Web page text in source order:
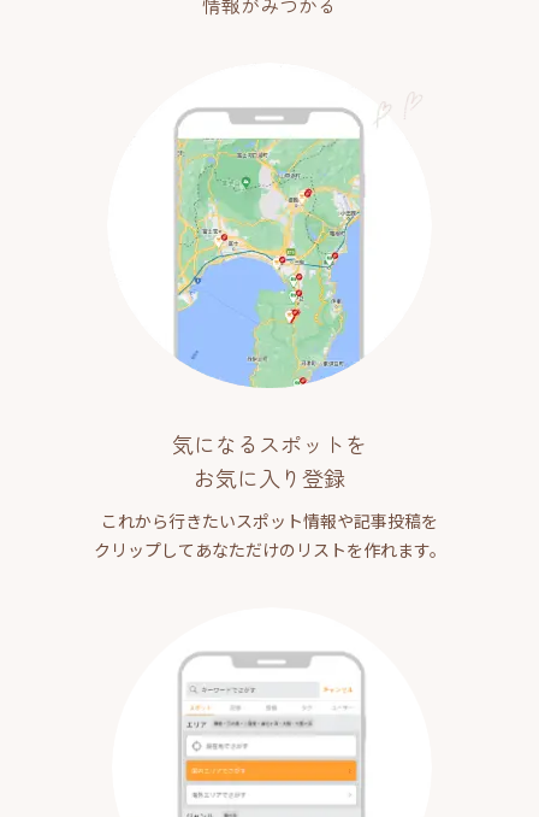
気になるスポットを
お気に入り登録
これから行きたいスポット情報や記事投稿を
クリップしてあなただけのリストを作れます。